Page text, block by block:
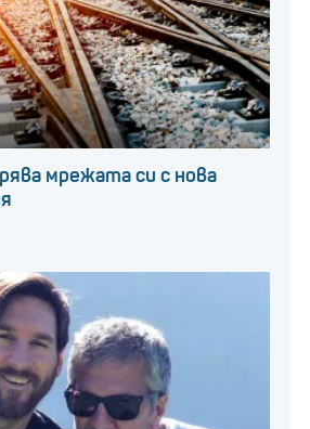
мрежата си с нова